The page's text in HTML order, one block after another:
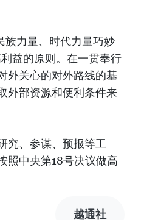
族力量、时代力量巧妙
益的原则。在一贯奉行
外关心的对外路线的基
外部资源和便利条件来
究、参谋、预报等工
照中央第18号决议做高
越通社